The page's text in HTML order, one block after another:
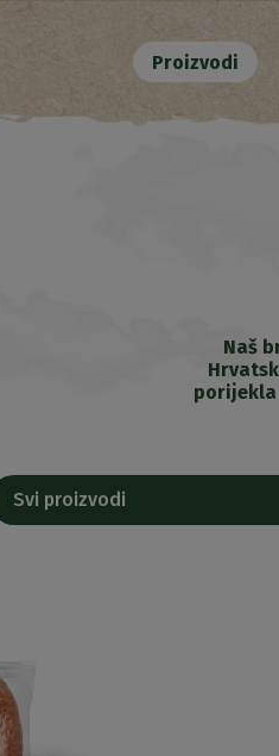
Proizvodi
Naš
porijekla
Svi proizvodi